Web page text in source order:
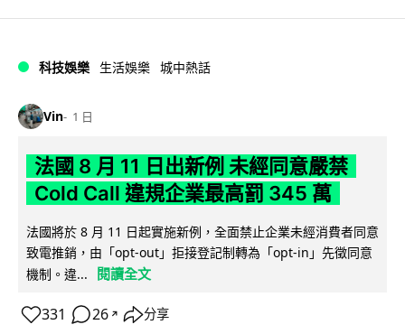
科技娛樂 生活娛樂 城中熱話
Vin 1 日
法國 8 月 11 日出新例 未經同意嚴禁
Cold Call 違規企業最高罰 345 萬
法國將於 8 月 11 日起實施新例，全面禁止企業未經消費者同意
致電推銷，由「opt-out」拒接登記制轉為「opt-in」先徵同意
機制。違...
閱讀全文
331 26 ↗ 分享